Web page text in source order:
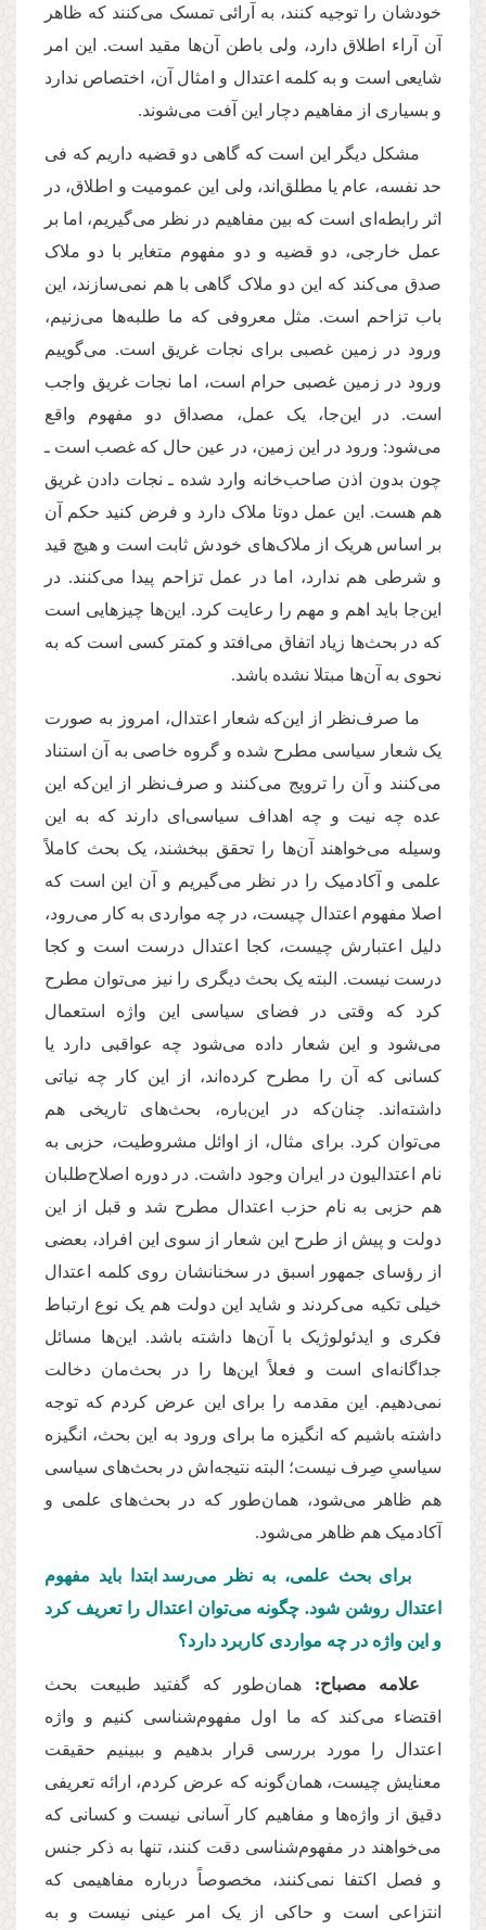
خودشان را توجیه کنند، به آرائی تمسک میکنند که ظاهر
آن آراء اطلاق دارد، ولی باطن آنها مقید است. این امر
شایعی است و به کلمه اعتدال و امثال آن، اختصاص ندارد
و بسیاری از مفاهیم دچار این آفت میشوند.
مشکل دیگر این است که گاهی دو قضیه داریم که فی
حد نفسه، عام یا مطلق اند، ولی این عمومیت و اطلاق، در
اثر رابطه ای است که بین مفاهیم در نظر میگیریم، اما بر
عمل خارجی، دو قضیه و دو مفهوم متغایر با دو ملاک
صدق میکند که این دو ملاک گاهی با هم نمیسازند، این
باب تزاحم است. مثل معروفی که ما طلبهها میزنیم،
ورود در زمین غصبی برای نجات غریق است. میگوییم
ورود در زمین غصبی حرام است، اما نجات غریق واجب
است. در اینجا، یک عمل، مصداق دو مفهوم واقع
میشود: ورود در این زمین، در عین حال که غصب است ـ
چون بدون اذن صاحبخانه وارد شده ـ نجات دادن غریق
هم هست. این عمل دوتا ملاک دارد و فرض کنید حکم آن
بر اساس هریک از ملاکهای خودش ثابت است و هیچ قید
و شرطی هم ندارد، اما در عمل تزاحم پیدا میکنند. در
اینجا باید اهم و مهم را رعایت کرد. اینها چیزهایی است
که در بحثها زیاد اتفاق می افتد و کمتر کسی است که به
نحوی به آنها مبتلا نشده باشد.
ما صرفنظر از اینکه شعار اعتدال، امروز به صورت
یک شعار سیاسی مطرح شده و گروه خاصی به آن استناد
میکنند و آن را ترویج میکنند و صرفنظر از اینکه این
عده چه نیت و چه اهداف سیاسی ای دارند که به این
وسیله میخواهند آنها را تحقق ببخشند، یک بحث کاملاً
علمی و آکادمیک را در نظر میگیریم و آن این است که
اصلا مفهوم اعتدال چیست، در چه مواردی به کار میرود،
دلیل اعتبارش چیست، کجا اعتدال درست است و کجا
درست نیست. البته یک بحث دیگری را نیز میتوان مطرح
کرد که وقتی در فضای سیاسی این واژه استعمال
میشود و این شعار داده میشود چه عواقبی دارد یا
کسانی که آن را مطرح کرده اند، از این کار چه نیاتی
داشته اند. چنانکه در اینباره، بحثهای تاریخی هم
میتوان کرد. برای مثال، از اوائل مشروطیت، حزبی به
نام اعتدالیون در ایران وجود داشت. در دوره اصلاحطلبان
هم حزبی به نام حزب اعتدال مطرح شد و قبل از این
دولت و پیش از طرح این شعار از سوی این افراد، بعضی
از رؤسای جمهور اسبق در سخنانشان روی کلمه اعتدال
خیلی تکیه میکردند و شاید این دولت هم یک نوع ارتباط
فکری و ایدئولوژیک با آنها داشته باشد. اینها مسائل
جداگانه ای است و فعلاً اینها را در بحثمان دخالت
نمیدهیم. این مقدمه را برای این عرض کردم که توجه
داشته باشیم که انگیزه ما برای ورود به این بحث، انگیزه
سیاسیِ صِرف نیست؛ البته نتیجه اش در بحثهای سیاسی
هم ظاهر میشود، همانطور که در بحثهای علمی و
آکادمیک هم ظاهر میشود.
برای بحث علمی، به نظر میرسد ابتدا باید مفهوم
اعتدال روشن شود. چگونه میتوان اعتدال را تعریف کرد
و این واژه در چه مواردی کاربرد دارد؟
علامه مصباح: همانطور که گفتید طبیعت بحث
اقتضاء میکند که ما اول مفهومشناسی کنیم و واژه
اعتدال را مورد بررسی قرار بدهیم و ببینیم حقیقت
معنایش چیست، همانگونه که عرض کردم، ارائه تعریفی
دقیق از واژهها و مفاهیم کار آسانی نیست و کسانی که
میخواهند در مفهومشناسی دقت کنند، تنها به ذکر جنس
و فصل اکتفا نمیکنند، مخصوصاً درباره مفاهیمی که
انتزاعی است و حاکی از یک امر عینی نیست و به